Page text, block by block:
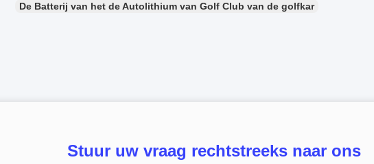
De Batterij van het de Autolithium van Golf Club van de golfkar
Stuur uw vraag rechtstreeks naar ons